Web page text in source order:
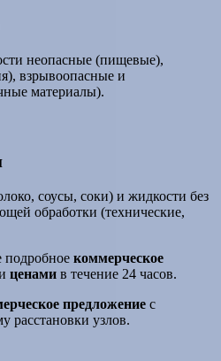
неопасные (пищевые),
взрывоопасные и
материалы).
соусы, соки) и жидкости без
обработки (технические,
подробное коммерческое
ценами в течение 24 часов.
предложение с
расстановки узлов.